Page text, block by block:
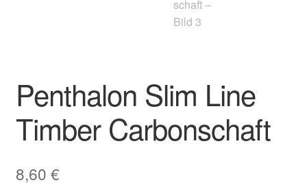
Penthalon Slim Line
Timber Carbonschaft
8,60 €